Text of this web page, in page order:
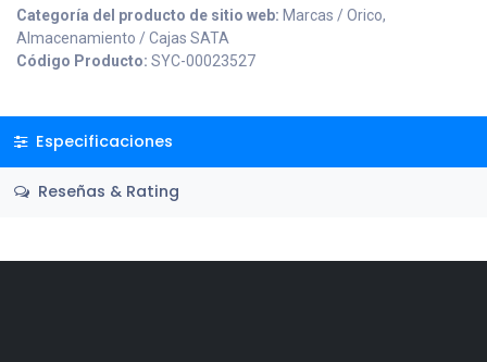
Categoría del producto de sitio web: Marcas / Orico,
Almacenamiento / Cajas SATA
Código Producto: SYC-00023527
Especificaciones
Reseñas & Rating